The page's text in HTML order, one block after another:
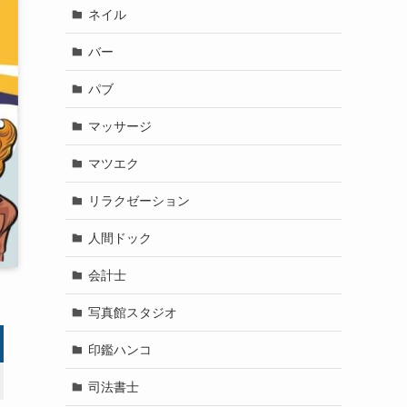
ネイル
バー
パブ
マッサージ
マツエク
リラクゼーション
人間ドック
会計士
写真館スタジオ
印鑑ハンコ
司法書士